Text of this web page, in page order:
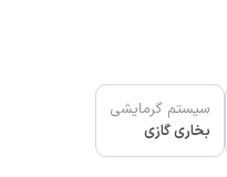
سیستم گرمایشی
بخاری گازی